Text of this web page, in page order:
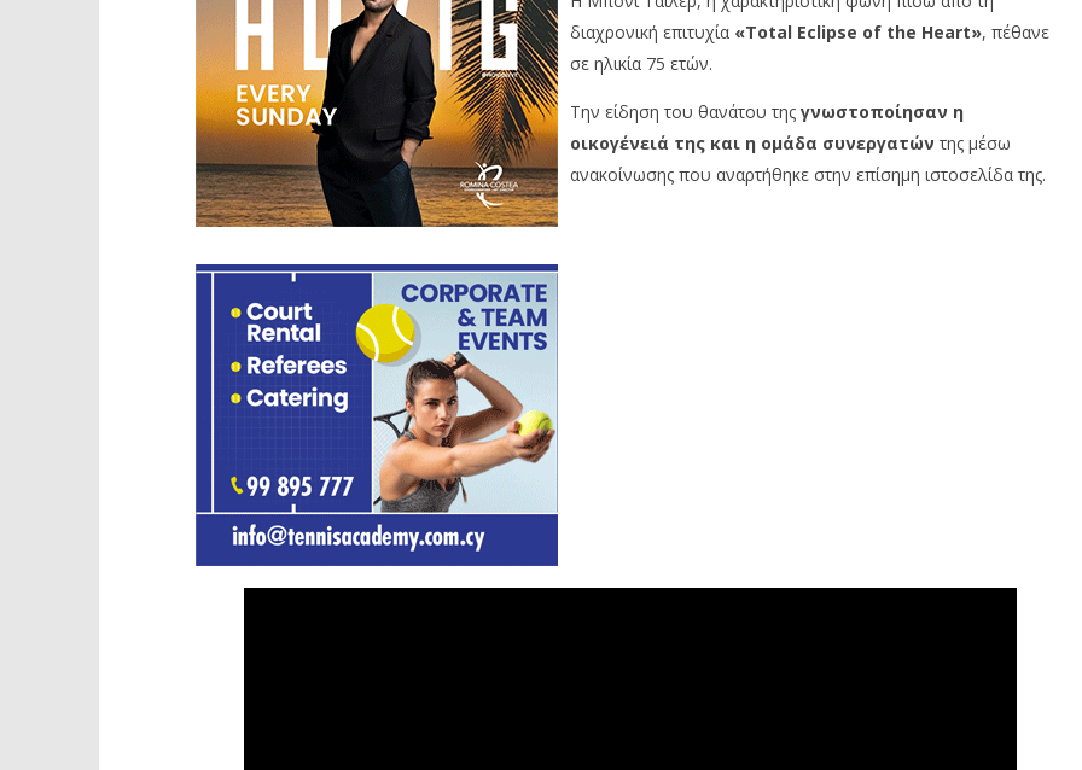
διαχρονική επιτυχία «Total Eclipse of the Heart», πέθανε
σε ηλικία 75 ετών.
Την είδηση του θανάτου της γνωστοποίησαν η
οικογένειά της και η ομάδα συνεργατών της μέσω
ανακοίνωσης που αναρτήθηκε στην επίσημη ιστοσελίδα της.